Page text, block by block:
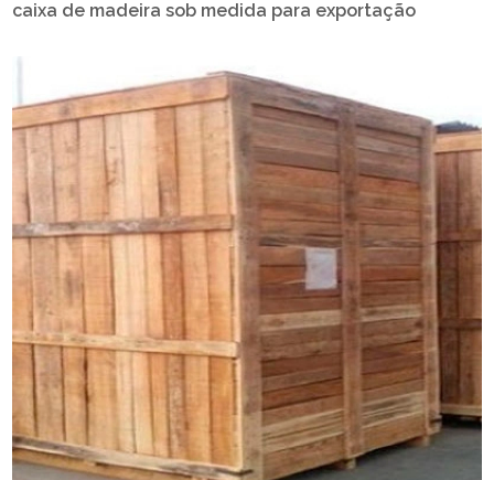
caixa de madeira sob medida para exportação